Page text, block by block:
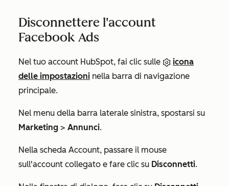
Disconnettere l'account
Facebook Ads
Nel tuo account HubSpot, fai clic sulle
icona
delle impostazioni nella barra di navigazione
principale.
Nel menu della barra laterale sinistra, spostarsi su
Marketing > Annunci.
Nella scheda Account, passare il mouse
sull'account collegato e fare clic su Disconnetti.